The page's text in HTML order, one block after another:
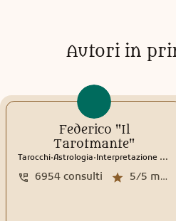
Autori in
Federico "Il
Tarotmante"
Tarocchi.Astrologia.Interpretazione sogni
5/5 media recensioni
6954 consulti